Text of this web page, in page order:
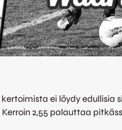
kertoimista ei löydy
2,55 palauttaa